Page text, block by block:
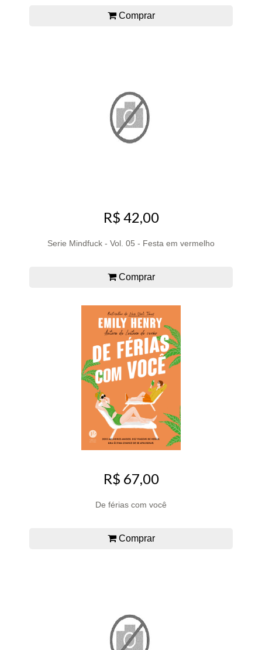
Comprar
R$ 42,00
Serie Mindfuck - Vol. 05 - Festa em vermelho
Comprar
R$ 67,00
De férias com você
Comprar